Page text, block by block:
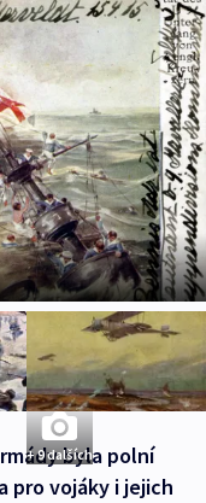
+ 9 dalšíchbyla polní
pro vojáky i jejich